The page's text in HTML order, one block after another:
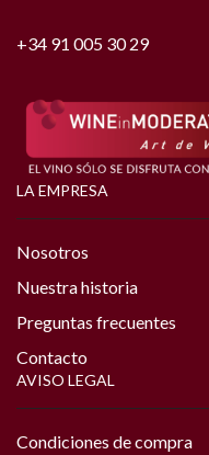
+34 91 005 30 29
LA EMPRESA
Nosotros
Nuestra historia
Preguntas frecuentes
Contacto
AVISO LEGAL
Condiciones de compra